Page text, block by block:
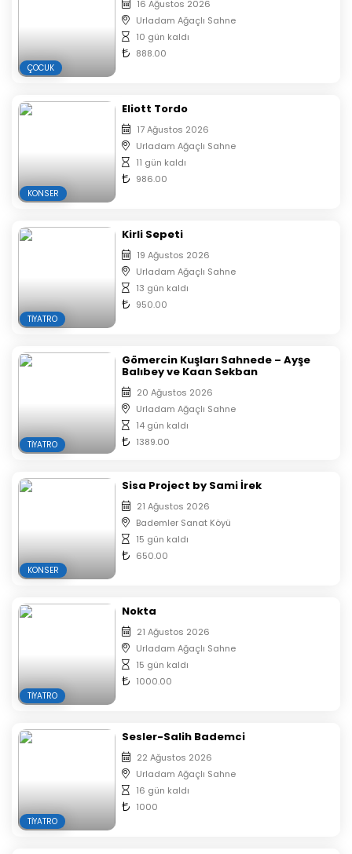
ÇOCUK
16 Ağustos 2026
Urladam Ağaçlı Sahne
10 gün kaldı
888.00
KONSER
Eliott Tordo
17 Ağustos 2026
Urladam Ağaçlı Sahne
11 gün kaldı
986.00
TIYATRO
Kirli Sepeti
19 Ağustos 2026
Urladam Ağaçlı Sahne
13 gün kaldı
950.00
TIYATRO
Gömercin Kuşları Sahnede – Ayşe
Balıbey ve Kaan Sekban
20 Ağustos 2026
Urladam Ağaçlı Sahne
14 gün kaldı
1389.00
KONSER
Sisa Project by Sami İrek
21 Ağustos 2026
Bademler Sanat Köyü
15 gün kaldı
650.00
TIYATRO
Nokta
21 Ağustos 2026
Urladam Ağaçlı Sahne
15 gün kaldı
1000.00
TIYATRO
Sesler-Salih Bademci
22 Ağustos 2026
Urladam Ağaçlı Sahne
16 gün kaldı
1000